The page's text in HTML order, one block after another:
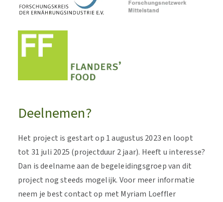
Deelnemen?
Het project is gestart op 1 augustus 2023 en loopt
tot 31 juli 2025 (projectduur 2 jaar). Heeft u interesse?
Dan is deelname aan de begeleidingsgroep van dit
project nog steeds mogelijk. Voor meer informatie
neem je best contact op met Myriam Loeffler